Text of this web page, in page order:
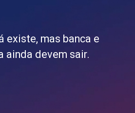
existe, mas banca e
ainda devem sair.